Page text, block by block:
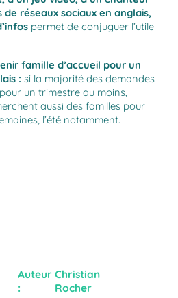
réseaux sociaux en anglais,
permet de conjuguer l’utile
famille d’accueil pour un
: si la majorité des demandes
un trimestre au moins,
aussi des familles pour
l’été notamment.
Auteur
:
Christian
Rocher